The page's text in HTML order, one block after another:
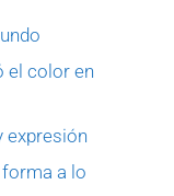
el color en
expresión
a lo